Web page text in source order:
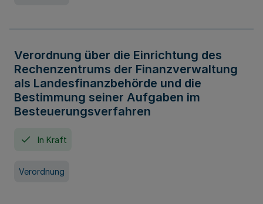
Verordnung über die Einrichtung des
Rechenzentrums der Finanzverwaltung
als Landesfinanzbehörde und die
Bestimmung seiner Aufgaben im
Besteuerungsverfahren
In Kraft
Verordnung